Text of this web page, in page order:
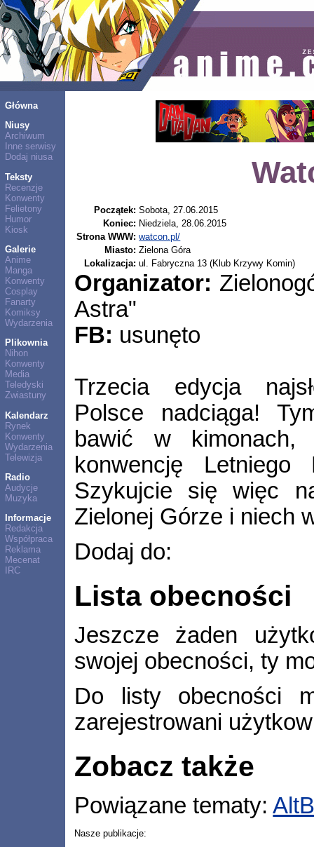
Główna
Niusy
Archiwum
Inne serwisy
Dodaj niusa
Teksty
Recenzje
Konwenty
Felietony
Humor
Kiosk
Galerie
Anime
Manga
Konwenty
Cosplay
Fanarty
Komiksy
Wydarzenia
Plikownia
Nihon
Konwenty
Media
Teledyski
Zwiastuny
Kalendarz
Rynek
Konwenty
Wydarzenia
Telewizja
Radio
Audycje
Muzyka
Informacje
Redakcja
Współpraca
Reklama
Mecenat
IRC
Początek: Sobota, 27.06.2015
Koniec: Niedziela, 28.06.2015
Strona WWW: watcon.pl/
Miasto: Zielona Góra
Lokalizacja: ul. Fabryczna 13 (Klub Krzywy Komin)
Organizator:
Astra"
FB: usunęto
Trzecia edycja
Polsce nadciąga!
bawić w
konwencję Letniego
Szykujcie się więc
Zielonej Górze i niech
Dodaj do:
Lista obecności
Jeszcze żaden
swojej obecności, ty
Do listy obecności
zarejestrowani
Zobacz także
Powiązane tematy:
Nasze publikacje: